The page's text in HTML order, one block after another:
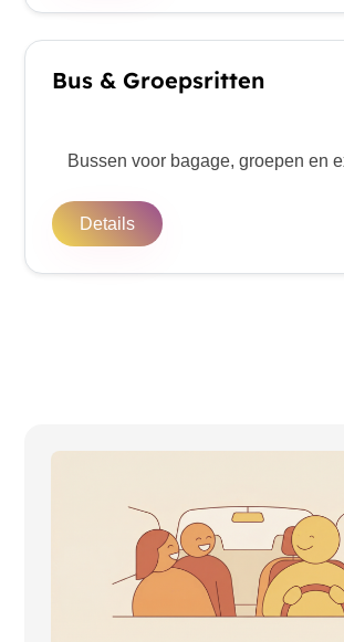
Bus & Groepsritten
Bussen voor bagage, groepen en
Details